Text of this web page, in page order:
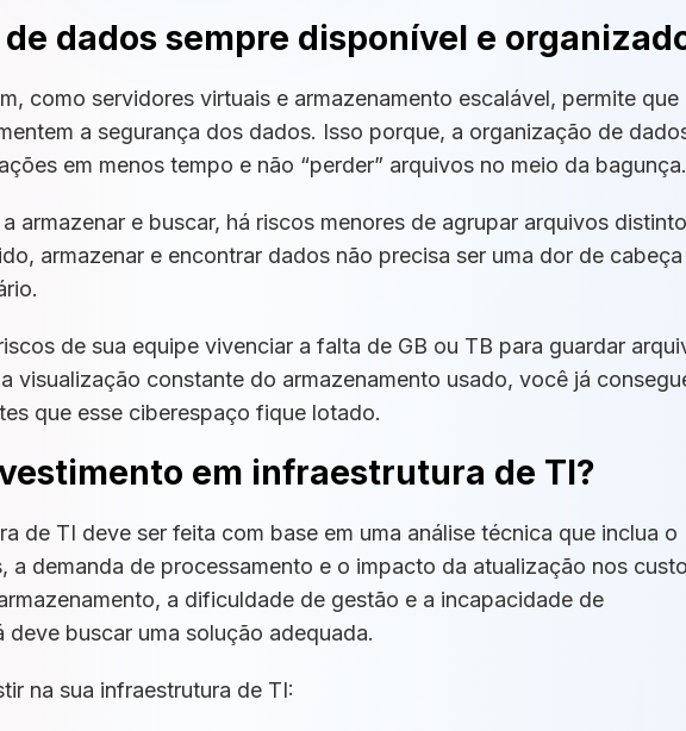
dados sempre disponível e
como servidores virtuais e armazenamento escalável, permite que
a segurança dos dados. Isso porque, a organização de
em menos tempo e não “perder” arquivos no meio da bagunça.
armazenar e buscar, há riscos menores de agrupar arquivos
armazenar e encontrar dados não precisa ser uma dor de cabeça
de sua equipe vivenciar a falta de GB ou TB para guardar
visualização constante do armazenamento usado, você já
que esse ciberespaço fique lotado.
em infraestrutura de TI?
de TI deve ser feita com base em uma análise técnica que inclua o
a demanda de processamento e o impacto da atualização nos
a dificuldade de gestão e a incapacidade de
buscar uma solução adequada.
na sua infraestrutura de TI: